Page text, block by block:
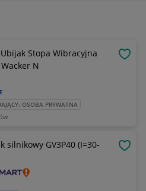
Ubijak Stopa Wibracyjna
N
OSOBA PRYWATNA
silnikowy GV3P40 (I=30-